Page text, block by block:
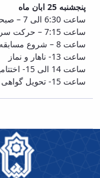
پنجشنبه 25 ابان ماه
ساعت 6:30 الی 7 – صبحانه
ساعت 7:15 – حرکت سرویس از محل اسکان
ساعت 8 – شروع مسابقه اصلی
ساعت 13- ناهار و نماز
ساعت 14 الی 15- اختتامیه
ساعت 15- تحویل گواهی شرکت در مسابقه